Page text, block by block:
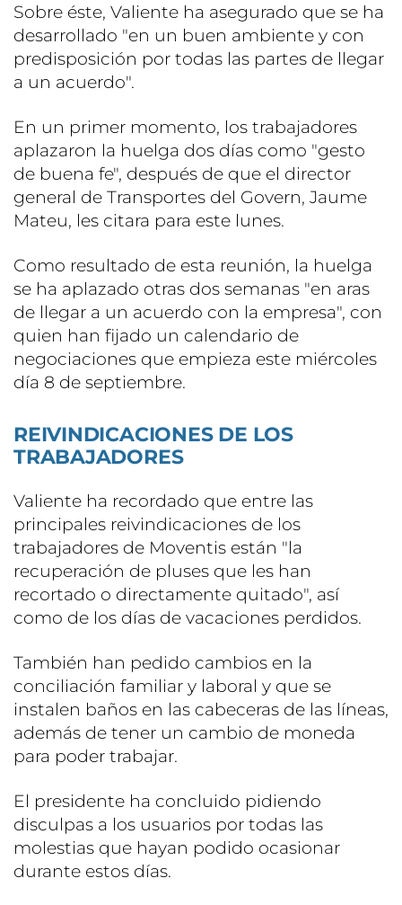
Sobre éste, Valiente ha asegurado que se ha
desarrollado "en un buen ambiente y con
predisposición por todas las partes de llegar
a un acuerdo".
En un primer momento, los trabajadores
aplazaron la huelga dos días como "gesto
de buena fe", después de que el director
general de Transportes del Govern, Jaume
Mateu, les citara para este lunes.
Como resultado de esta reunión, la huelga
se ha aplazado otras dos semanas "en aras
de llegar a un acuerdo con la empresa", con
quien han fijado un calendario de
negociaciones que empieza este miércoles
día 8 de septiembre.
REIVINDICACIONES DE LOS
TRABAJADORES
Valiente ha recordado que entre las
principales reivindicaciones de los
trabajadores de Moventis están "la
recuperación de pluses que les han
recortado o directamente quitado", así
como de los días de vacaciones perdidos.
También han pedido cambios en la
conciliación familiar y laboral y que se
instalen baños en las cabeceras de las líneas,
además de tener un cambio de moneda
para poder trabajar.
El presidente ha concluido pidiendo
disculpas a los usuarios por todas las
molestias que hayan podido ocasionar
durante estos días.